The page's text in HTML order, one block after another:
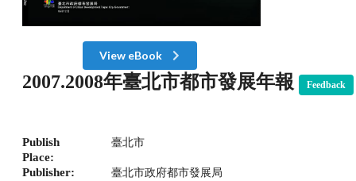
View eBook
2007.2008年臺北市都市發展年報 Feedback
Publish
Place:
臺北市
Publisher: 臺北市政府都市發展局